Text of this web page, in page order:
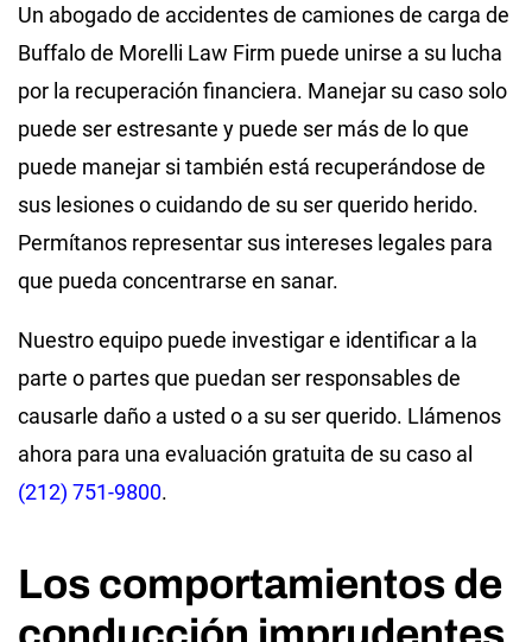
Un abogado de accidentes de camiones de carga de
Buffalo de Morelli Law Firm puede unirse a su lucha
por la recuperación financiera. Manejar su caso solo
puede ser estresante y puede ser más de lo que
puede manejar si también está recuperándose de
sus lesiones o cuidando de su ser querido herido.
Permítanos representar sus intereses legales para
que pueda concentrarse en sanar.
Nuestro equipo puede investigar e identificar a la
parte o partes que puedan ser responsables de
causarle daño a usted o a su ser querido. Llámenos
ahora para una evaluación gratuita de su caso al
(212) 751-9800.
Los comportamientos de